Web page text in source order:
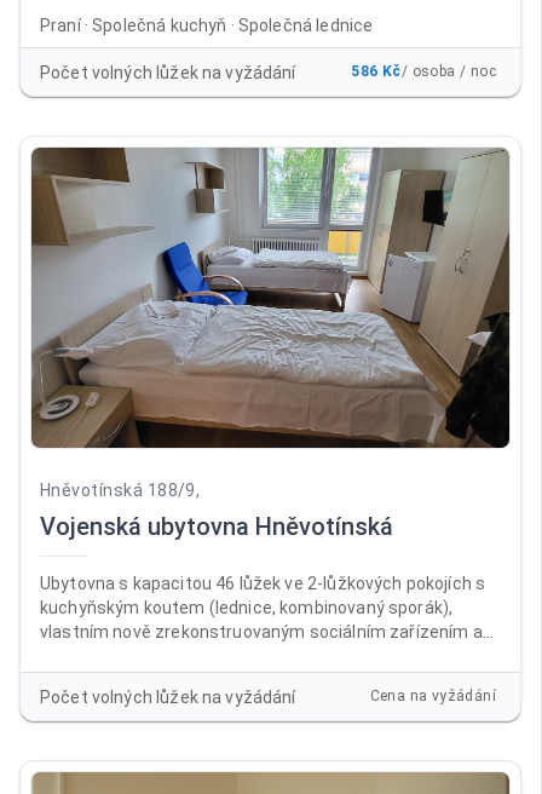
oslavy, školení i dovolené. V ubytovně je non-stop recepce,
úschovna kol, prádelna, společná kuchyň, společenské
místnosti (kulečník, LCD TV). Venkovní altán vhodný na
grilování a zahradní párty. Ubytovna je v provozu po celý rok.
Praní · Společná kuchyň · Společná lednice
Počet volných lůžek na vyžádání 586 Kč/ osoba / noc
Hněvotínská 188/9,
Vojenská ubytovna Hněvotínská
Ubytovna s kapacitou 46 lůžek ve 2-lůžkových pokojích s
kuchyňským koutem (lednice, kombinovaný sporák),
vlastním nově zrekonstruovaným sociálním zařízením a
ubytovnou vlastní parkoviště. Společenská místnost
vybavená novým nábytkem a LCD TV. Prádelna. Na pokojích
Počet volných lůžek na vyžádání Cena na vyžádání